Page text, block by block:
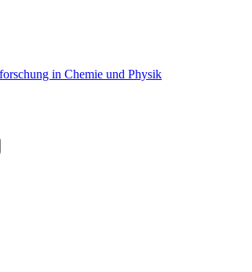
in Chemie und Physik